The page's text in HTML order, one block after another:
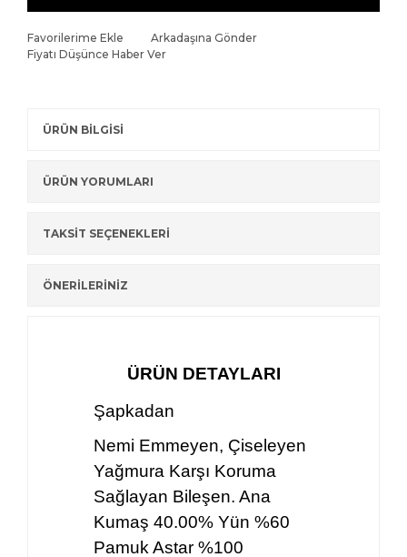
Favorilerime Ekle
Arkadaşına Gönder
Fiyatı Düşünce Haber Ver
ÜRÜN BİLGİSİ
ÜRÜN YORUMLARI
TAKSİT SEÇENEKLERİ
ÖNERİLERİNİZ
ÜRÜN DETAYLARI
Şapkadan
Nemi Emmeyen, Çiseleyen
Yağmura Karşı Koruma
Sağlayan Bileşen. Ana
Kumaş 40.00% Yün %60
Pamuk Astar %100